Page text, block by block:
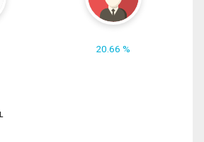
20.66 %